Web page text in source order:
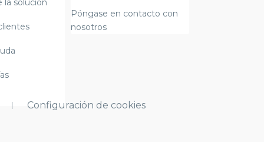
la solución
Póngase en contacto con
nosotros
Configuración de cookies